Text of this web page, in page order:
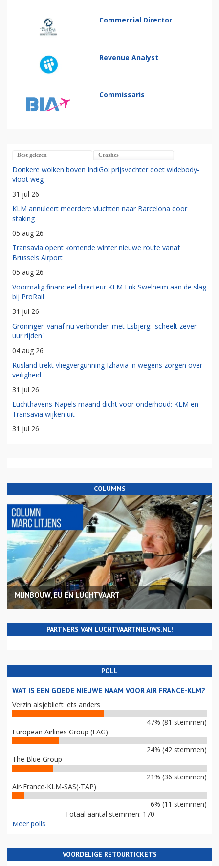
Commercial Director
Revenue Analyst
Commissaris
Best gelezen Crashes
Donkere wolken boven IndiGo: prijsvechter doet widebody-
vloot weg
31 jul 26
KLM annuleert meerdere vluchten naar Barcelona door
staking
05 aug 26
Transavia opent komende winter nieuwe route vanaf
Brussels Airport
05 aug 26
Voormalig financieel directeur KLM Erik Swelheim aan de slag
bij ProRail
31 jul 26
Groningen vanaf nu verbonden met Esbjerg: 'scheelt zeven
uur rijden'
04 aug 26
Rusland trekt vliegvergunning Izhavia in wegens zorgen over
veiligheid
31 jul 26
Luchthavens Napels maand dicht voor onderhoud: KLM en
Transavia wijken uit
31 jul 26
COLUMNS
MIJNBOUW, EU EN LUCHTVAART
PARTNERS VAN LUCHTVAARTNIEUWS.NL!
POLL
WAT IS EEN GOEDE NIEUWE NAAM VOOR AIR FRANCE-KLM?
Verzin alsjeblieft iets anders
47% (81 stemmen)
European Airlines Group (EAG)
24% (42 stemmen)
The Blue Group
21% (36 stemmen)
Air-France-KLM-SAS(-TAP)
6% (11 stemmen)
Totaal aantal stemmen: 170
Meer polls
VOORDELIGE RETOURTICKETS